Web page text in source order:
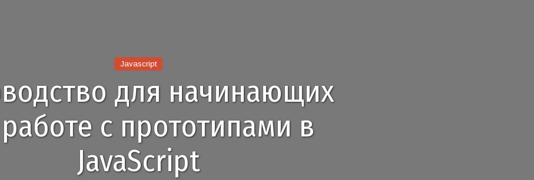
Javascript
для начинающих
с прототипами в
JavaScript